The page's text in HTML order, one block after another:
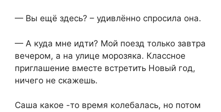
— Вы ещё здесь? – удивлённо спросила она.
— А куда мне идти? Мой поезд только завтра
вечером, а на улице морозяка. Классное
приглашение вместе встретить Новый год,
ничего не скажешь.
Саша какое -то время колебалась, но потом